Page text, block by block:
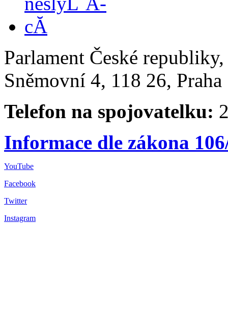
Parlament České
Sněmovní 4, 118 26,
Telefon na spojovatelku:
Informace dle zákona
YouTube
Facebook
Twitter
Instagram